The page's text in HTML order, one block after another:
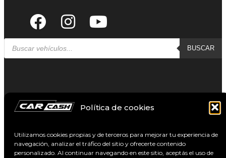
Política de cookies
Utilizamos cookies propias y de terceros para mejorar tu experiencia de
navegación, analizar el tráfico del sitio y ofrecerte contenido
personalizado. Al continuar navegando en este sitio, aceptás el uso de
BUSCAR
Políticas de privacidad Términos y condiciones
USADOS
0Km